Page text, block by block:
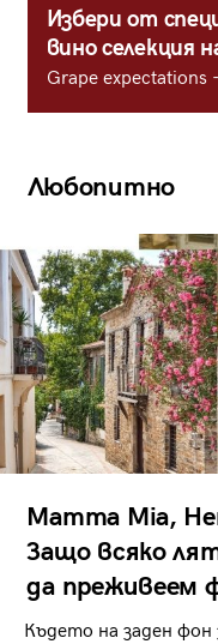
Избери от
вино селекция
Grape expectations
Любопитно
Mamma Mia,
Защо всяко
да преживеем
Където на заден фон